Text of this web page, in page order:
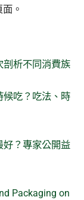
。
剖析不同消費族
候吃？吃法、時
好？專家公開益
Packaging on